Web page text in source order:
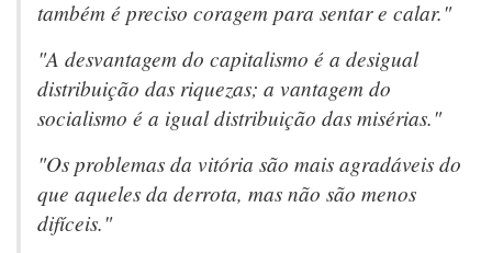
também é preciso coragem para sentar e calar."
"A desvantagem do capitalismo é a desigual
distribuição das riquezas; a vantagem do
socialismo é a igual distribuição das misérias."
"Os problemas da vitória são mais agradáveis do
que aqueles da derrota, mas não são menos
difíceis."